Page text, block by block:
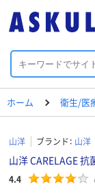
ホーム 衛生/医
山洋 ブランド： 山洋
山洋 CARELAGE
4.4